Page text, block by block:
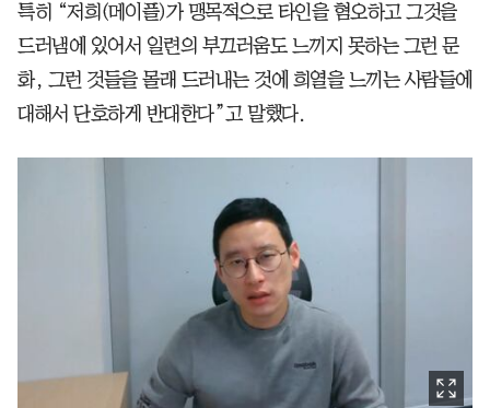
특히 “저희(메이플)가 맹목적으로 타인을 혐오하고 그것을
드러냄에 있어서 일련의 부끄러움도 느끼지 못하는 그런 문
화, 그런 것들을 몰래 드러내는 것에 희열을 느끼는 사람들에
대해서 단호하게 반대한다”고 말했다.